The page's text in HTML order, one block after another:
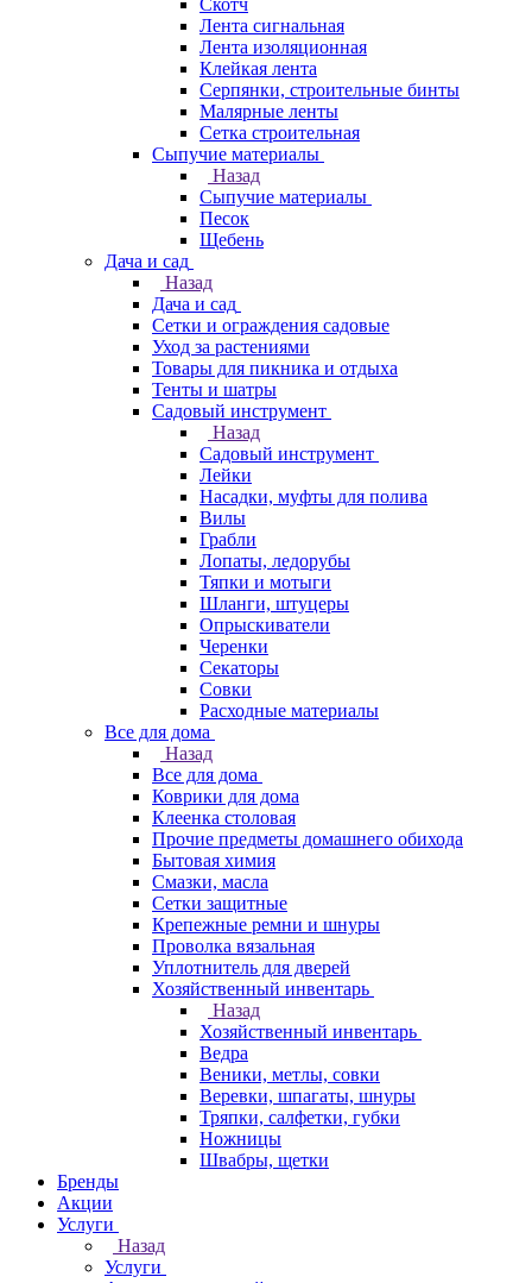
Скотч
Лента сигнальная
Лента изоляционная
Клейкая лента
Серпянки, строительные бинты
Малярные ленты
Сетка строительная
Сыпучие материалы
Назад
Сыпучие материалы
Песок
Щебень
Дача и сад
Назад
Дача и сад
Сетки и ограждения садовые
Уход за растениями
Товары для пикника и отдыха
Тенты и шатры
Садовый инструмент
Назад
Садовый инструмент
Лейки
Насадки, муфты для полива
Вилы
Грабли
Лопаты, ледорубы
Тяпки и мотыги
Шланги, штуцеры
Опрыскиватели
Черенки
Секаторы
Совки
Расходные материалы
Все для дома
Назад
Все для дома
Коврики для дома
Клеенка столовая
Прочие предметы домашнего обихода
Бытовая химия
Смазки, масла
Сетки защитные
Крепежные ремни и шнуры
Проволка вязальная
Уплотнитель для дверей
Хозяйственный инвентарь
Назад
Хозяйственный инвентарь
Ведра
Веники, метлы, совки
Веревки, шпагаты, шнуры
Тряпки, салфетки, губки
Ножницы
Швабры, щетки
Бренды
Акции
Услуги
Назад
Услуги